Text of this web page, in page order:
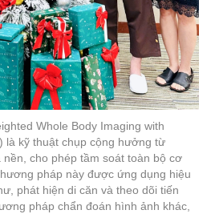
Whole Body Imaging with
là kỹ thuật chụp cộng hưởng từ
cho phép tầm soát toàn bộ cơ
pháp này được ứng dụng hiệu
phát hiện di căn và theo dõi tiến
pháp chẩn đoán hình ảnh khác,